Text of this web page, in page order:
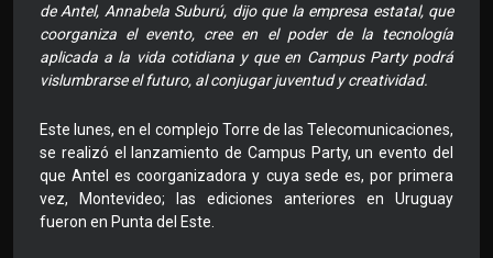
de Antel, Annabela Suburú, dijo que la empresa estatal, que
coorganiza el evento, cree en el poder de la tecnología
aplicada a la vida cotidiana y que en Campus Party podrá
vislumbrarse el futuro, al conjugar juventud y creatividad.
Este lunes, en el complejo Torre de las Telecomunicaciones,
se realizó el lanzamiento de Campus Party, un evento del
que Antel es coorganizadora y cuya sede es, por primera
vez, Montevideo; las ediciones anteriores en Uruguay
fueron en Punta del Este.